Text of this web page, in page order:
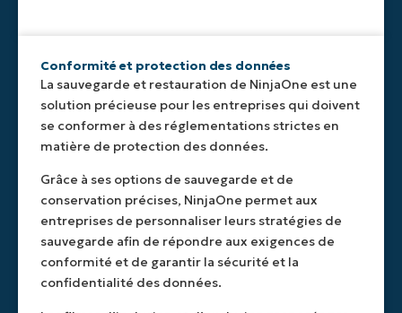
Conformité et protection des données
La sauvegarde et restauration de NinjaOne est une
solution précieuse pour les entreprises qui doivent
se conformer à des réglementations strictes en
matière de protection des données.
Grâce à ses options de sauvegarde et de
conservation précises, NinjaOne permet aux
entreprises de personnaliser leurs stratégies de
sauvegarde afin de répondre aux exigences de
conformité et de garantir la sécurité et la
confidentialité des données.